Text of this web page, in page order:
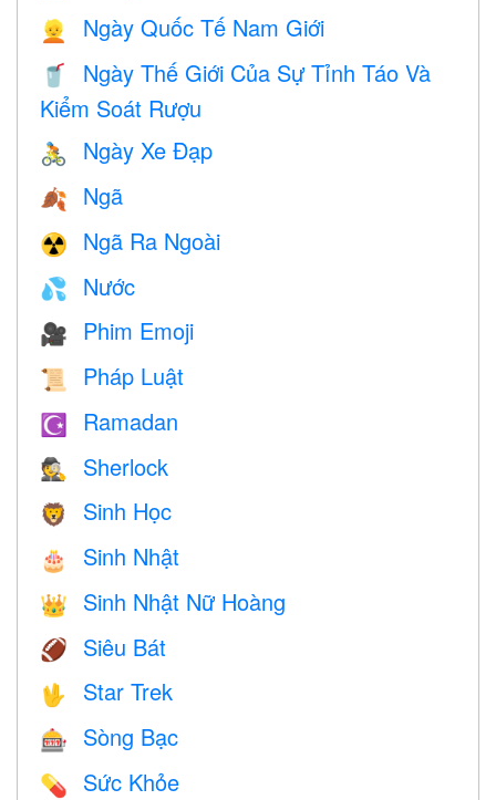
👱 Ngày Quốc Tế Nam Giới
🥤
Ngày Thế Giới Của Sự Tỉnh Táo Và
Kiểm Soát Rượu
🚴 Ngày Xe Đạp
🍂 Ngã
☢️ Ngã Ra Ngoài
💦 Nước
🎥 Phim Emoji
📜 Pháp Luật
☪️ Ramadan
🕵️ Sherlock
🦁 Sinh Học
🎂 Sinh Nhật
👑 Sinh Nhật Nữ Hoàng
🏈 Siêu Bát
🖖 Star Trek
🎰 Sòng Bạc
💊 Sức Khỏe